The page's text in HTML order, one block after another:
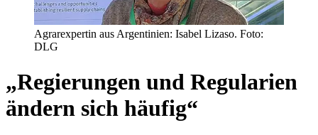
Agrarexpertin aus Argentinien: Isabel Lizaso. Foto:
DLG
„Regierungen und Regularien
ändern sich häufig“